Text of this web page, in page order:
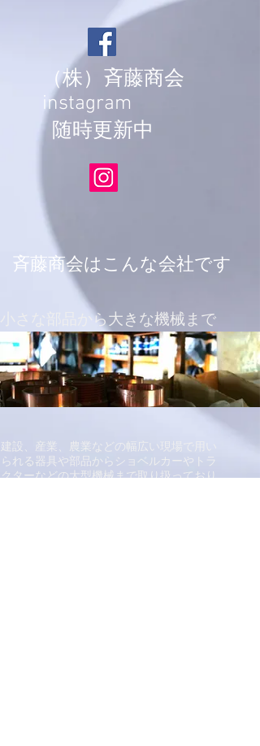
（株）​斉藤商会
instagram
随時更新中
​斉藤商会はこんな会社です
​小さな部品から大きな機械まで
​建設、産業、農業などの幅広い現場で用い
られる器具や部品からショベルカーやトラ
クターなどの大型機械まで取り扱っており